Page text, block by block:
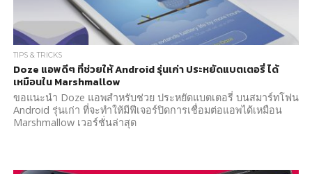
TIPS & TRICKS
Doze แอพดีๆ ที่ช่วยให้ Android รุ่นเก่า ประหยัดแบตเตอรี่ ได้
เหมือนใน Marshmallow
ขอแนะนำ Doze แอพสำหรับช่วย ประหยัดแบตเตอรี่ บนสมาร์ทโฟน
Android รุ่นเก่า ที่จะทำให้มีฟีเจอร์ปิดการเชื่อมต่อแอพได้เหมือน
Marshmallow เวอร์ชั่นล่าสุด